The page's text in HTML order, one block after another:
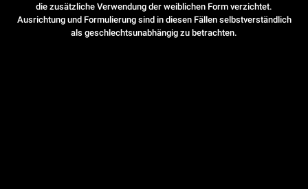
die zusätzliche Verwendung der weiblichen Form verzichtet.
Ausrichtung und Formulierung sind in diesen Fällen selbstverständlich
als geschlechtsunabhängig zu betrachten.